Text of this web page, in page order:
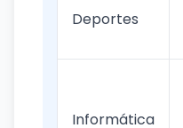
Deportes
Informática